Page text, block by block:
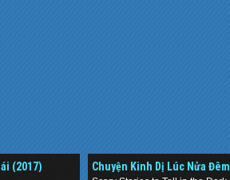
(2017)
Chuyện Kinh Dị Lúc Nửa Đêm